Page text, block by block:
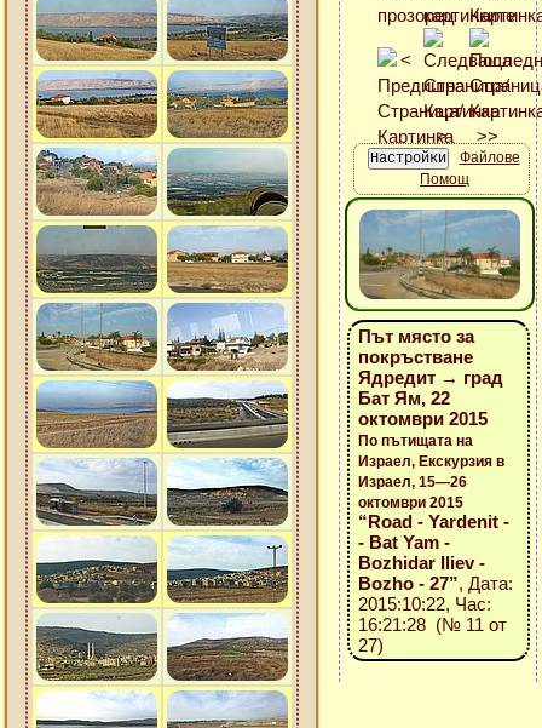
Файлове
Помощ
Път място за
покръстване
Ядредит → град
Бат Ям, 22
октомври 2015
По пътищата на
Израел, Екскурзия в
Израел, 15—26
октомври 2015
“Road - Yardenit -
- Bat Yam -
Bozhidar Iliev -
Bozho - 27”, Дата:
2015:10:22, Час:
16:21:28 (№ 11 от
27)